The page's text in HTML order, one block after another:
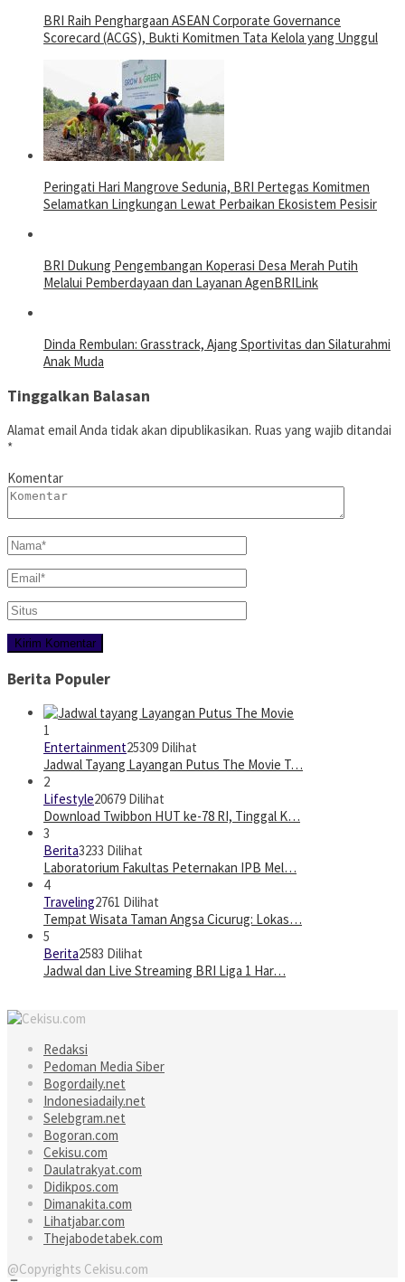
BRI Raih Penghargaan ASEAN Corporate Governance
Scorecard (ACGS), Bukti Komitmen Tata Kelola yang Unggul
Peringati Hari Mangrove Sedunia, BRI Pertegas Komitmen
Selamatkan Lingkungan Lewat Perbaikan Ekosistem Pesisir
BRI Dukung Pengembangan Koperasi Desa Merah Putih
Melalui Pemberdayaan dan Layanan AgenBRILink
Dinda Rembulan: Grasstrack, Ajang Sportivitas dan Silaturahmi
Anak Muda
Tinggalkan Balasan
Alamat email Anda tidak akan dipublikasikan. Ruas yang wajib ditandai
*
Komentar
Berita Populer
1
Entertainment25309 Dilihat
Jadwal Tayang Layangan Putus The Movie T…
2
Lifestyle20679 Dilihat
Download Twibbon HUT ke-78 RI, Tinggal K…
3
Berita3233 Dilihat
Laboratorium Fakultas Peternakan IPB Mel…
4
Traveling2761 Dilihat
Tempat Wisata Taman Angsa Cicurug: Lokas…
5
Berita2583 Dilihat
Jadwal dan Live Streaming BRI Liga 1 Har…
Redaksi
Pedoman Media Siber
Bogordaily.net
Indonesiadaily.net
Selebgram.net
Bogoran.com
Cekisu.com
Daulatrakyat.com
Didikpos.com
Dimanakita.com
Lihatjabar.com
Thejabodetabek.com
@Copyrights Cekisu.com